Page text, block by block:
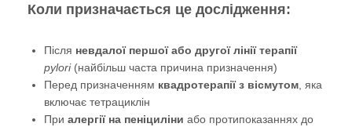
Коли призначається це дослідження:
Після невдалої першої або другої лінії терапії
pylori(найбільш часта причина призначення)
Перед призначенням квадротерапії з вісмутом , яка
включає тетрациклін
При алергії на пеніциліни або протипоказаннях до